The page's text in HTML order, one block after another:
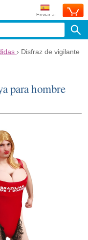
Enviar a:
› Disfraz de vigilante
para hombre